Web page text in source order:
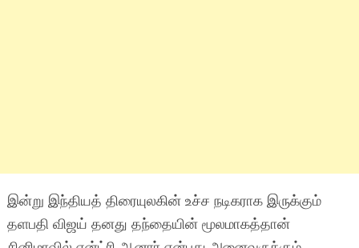
இன்று இந்தியத் திரையுலகின் உச்ச நடிகராக இருக்கும்
தளபதி விஜய் தனது தந்தையின் மூலமாகத்தான்